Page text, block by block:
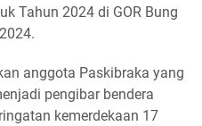
Tahun 2024 di GOR Bung
anggota Paskibraka yang
pengibar bendera
kemerdekaan 17